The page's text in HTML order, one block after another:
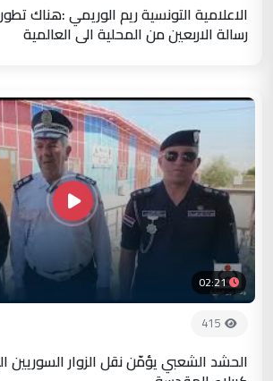
الاعلامية التونسية ريم الوريمي :هناك
رسالة الاربعين من المحلية الى العالمية
02:21
415
الحشد الشعبي يؤمّن نقل الزوار السوريين